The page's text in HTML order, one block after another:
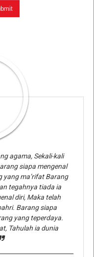
agama, Sekali-kali
siapa mengenal
yang ma’rifat Barang
tegahnya tiada ia
diri, Maka telah
Barang siapa
yang teperdaya.
Tahulah ia dunia